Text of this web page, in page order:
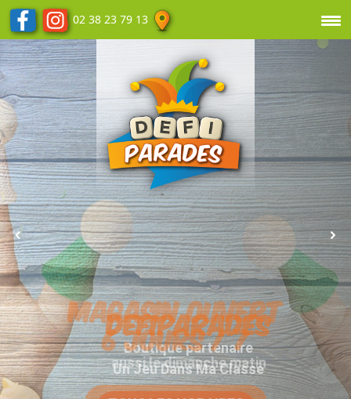
DEFIPARADES
Boutique partenaire
Un Jeu Dans Ma Classe
02 38 23 79 13